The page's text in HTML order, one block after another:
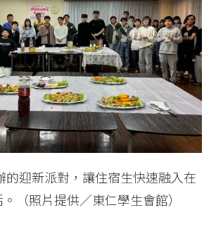
迎新派對，讓住宿生快速融入在
（照片提供／東仁學生會館）